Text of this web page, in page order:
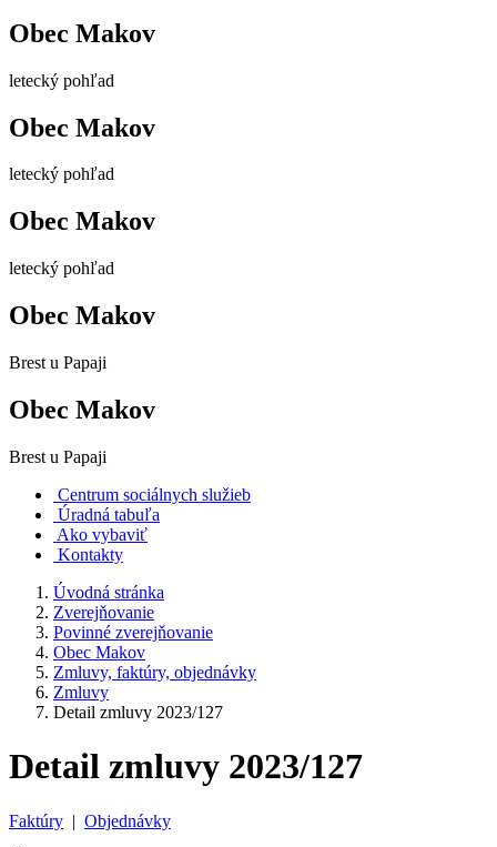
Obec Makov
letecký pohľad
Obec Makov
letecký pohľad
Obec Makov
letecký pohľad
Obec Makov
Brest u Papaji
Obec Makov
Brest u Papaji
Centrum sociálnych služieb
Úradná tabuľa
Ako vybaviť
Kontakty
Úvodná stránka
Zverejňovanie
Povinné zverejňovanie
Obec Makov
Zmluvy, faktúry, objednávky
Zmluvy
Detail zmluvy 2023/127
Detail zmluvy 2023/127
Faktúry | Objednávky